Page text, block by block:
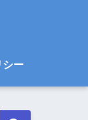
シー